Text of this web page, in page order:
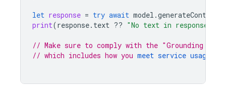
let response = try await model .generateContent
print(response. text ?? "No text in response."
// Make sure to comply with the "Grounding
// which includes how you meet service usage